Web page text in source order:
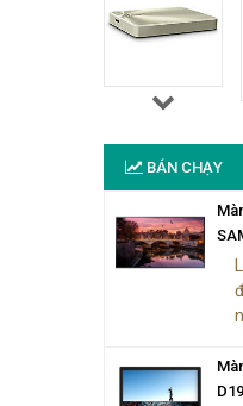
BÁN CHẠY